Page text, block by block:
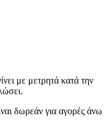
με μετρητά κατά την
δωρεάν για αγορές άνω